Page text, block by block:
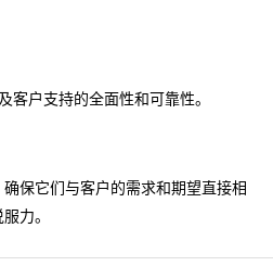
客户支持的全面性和可靠性。
保它们与客户的需求和期望直接相
力。